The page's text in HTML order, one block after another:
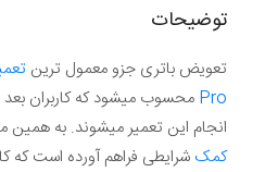
توضیحات
تعویض باتری جزو معمول ترین
Pro محسوب میشود که کاربران بعد
انجام این تعمیر میشوند. به همین
کمک شرایطی فراهم آورده است که